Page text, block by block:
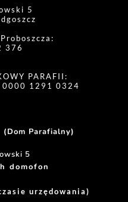
5
376
PARAFII:
1291 0324
(Dom Parafialny)
5
domofon
urzędowania)